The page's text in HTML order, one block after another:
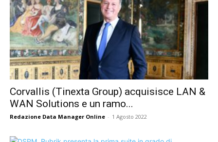
Corvallis (Tinexta Group) acquisisce LAN &
WAN Solutions e un ramo...
Redazione Data Manager Online - 1 Agosto 2022